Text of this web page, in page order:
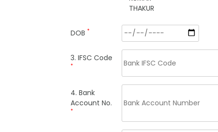
THAKUR
DOB *
3. IFSC Code
*
4. Bank
Account No.
*